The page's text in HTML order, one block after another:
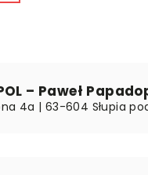
– Paweł
4a | 63-604 Słupia